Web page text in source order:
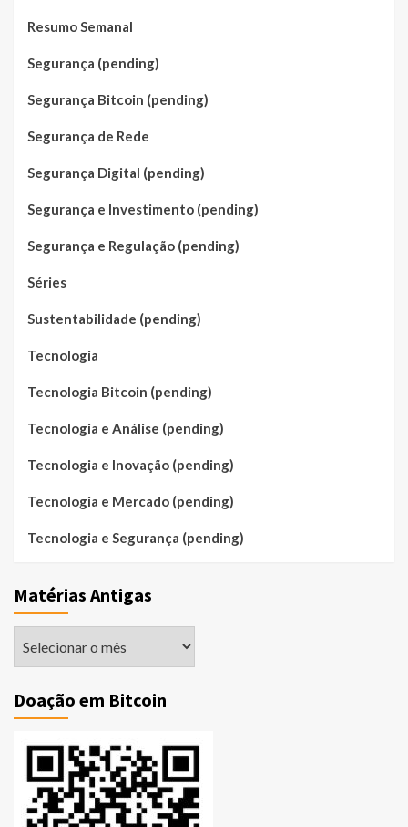
Resumo Semanal
Segurança (pending)
Segurança Bitcoin (pending)
Segurança de Rede
Segurança Digital (pending)
Segurança e Investimento (pending)
Segurança e Regulação (pending)
Séries
Sustentabilidade (pending)
Tecnologia
Tecnologia Bitcoin (pending)
Tecnologia e Análise (pending)
Tecnologia e Inovação (pending)
Tecnologia e Mercado (pending)
Tecnologia e Segurança (pending)
Matérias Antigas
Doação em Bitcoin